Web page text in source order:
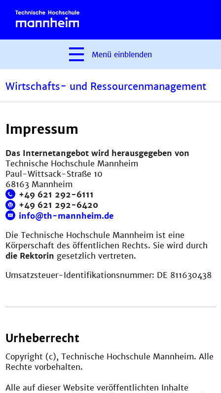
Menü einblenden
Wirtschafts- und Ressourcenmanagement
Impressum
Das Internetangebot wird herausgegeben von
Technische Hochschule Mannheim
Paul-Wittsack-Straße 10
68163 Mannheim
+49 621 292-6111
+49 621 292-6420
info@th-mannheim.de
Die Technische Hochschule Mannheim ist eine
Körperschaft des öffentlichen Rechts. Sie wird durch
die Rektorin gesetzlich vertreten.
Umsatzsteuer-Identifikationsnummer: DE 811630438
Urheberrecht
Copyright (c), Technische Hochschule Mannheim. Alle
Rechte vorbehalten.
Alle auf dieser Website veröffentlichten Inhalte